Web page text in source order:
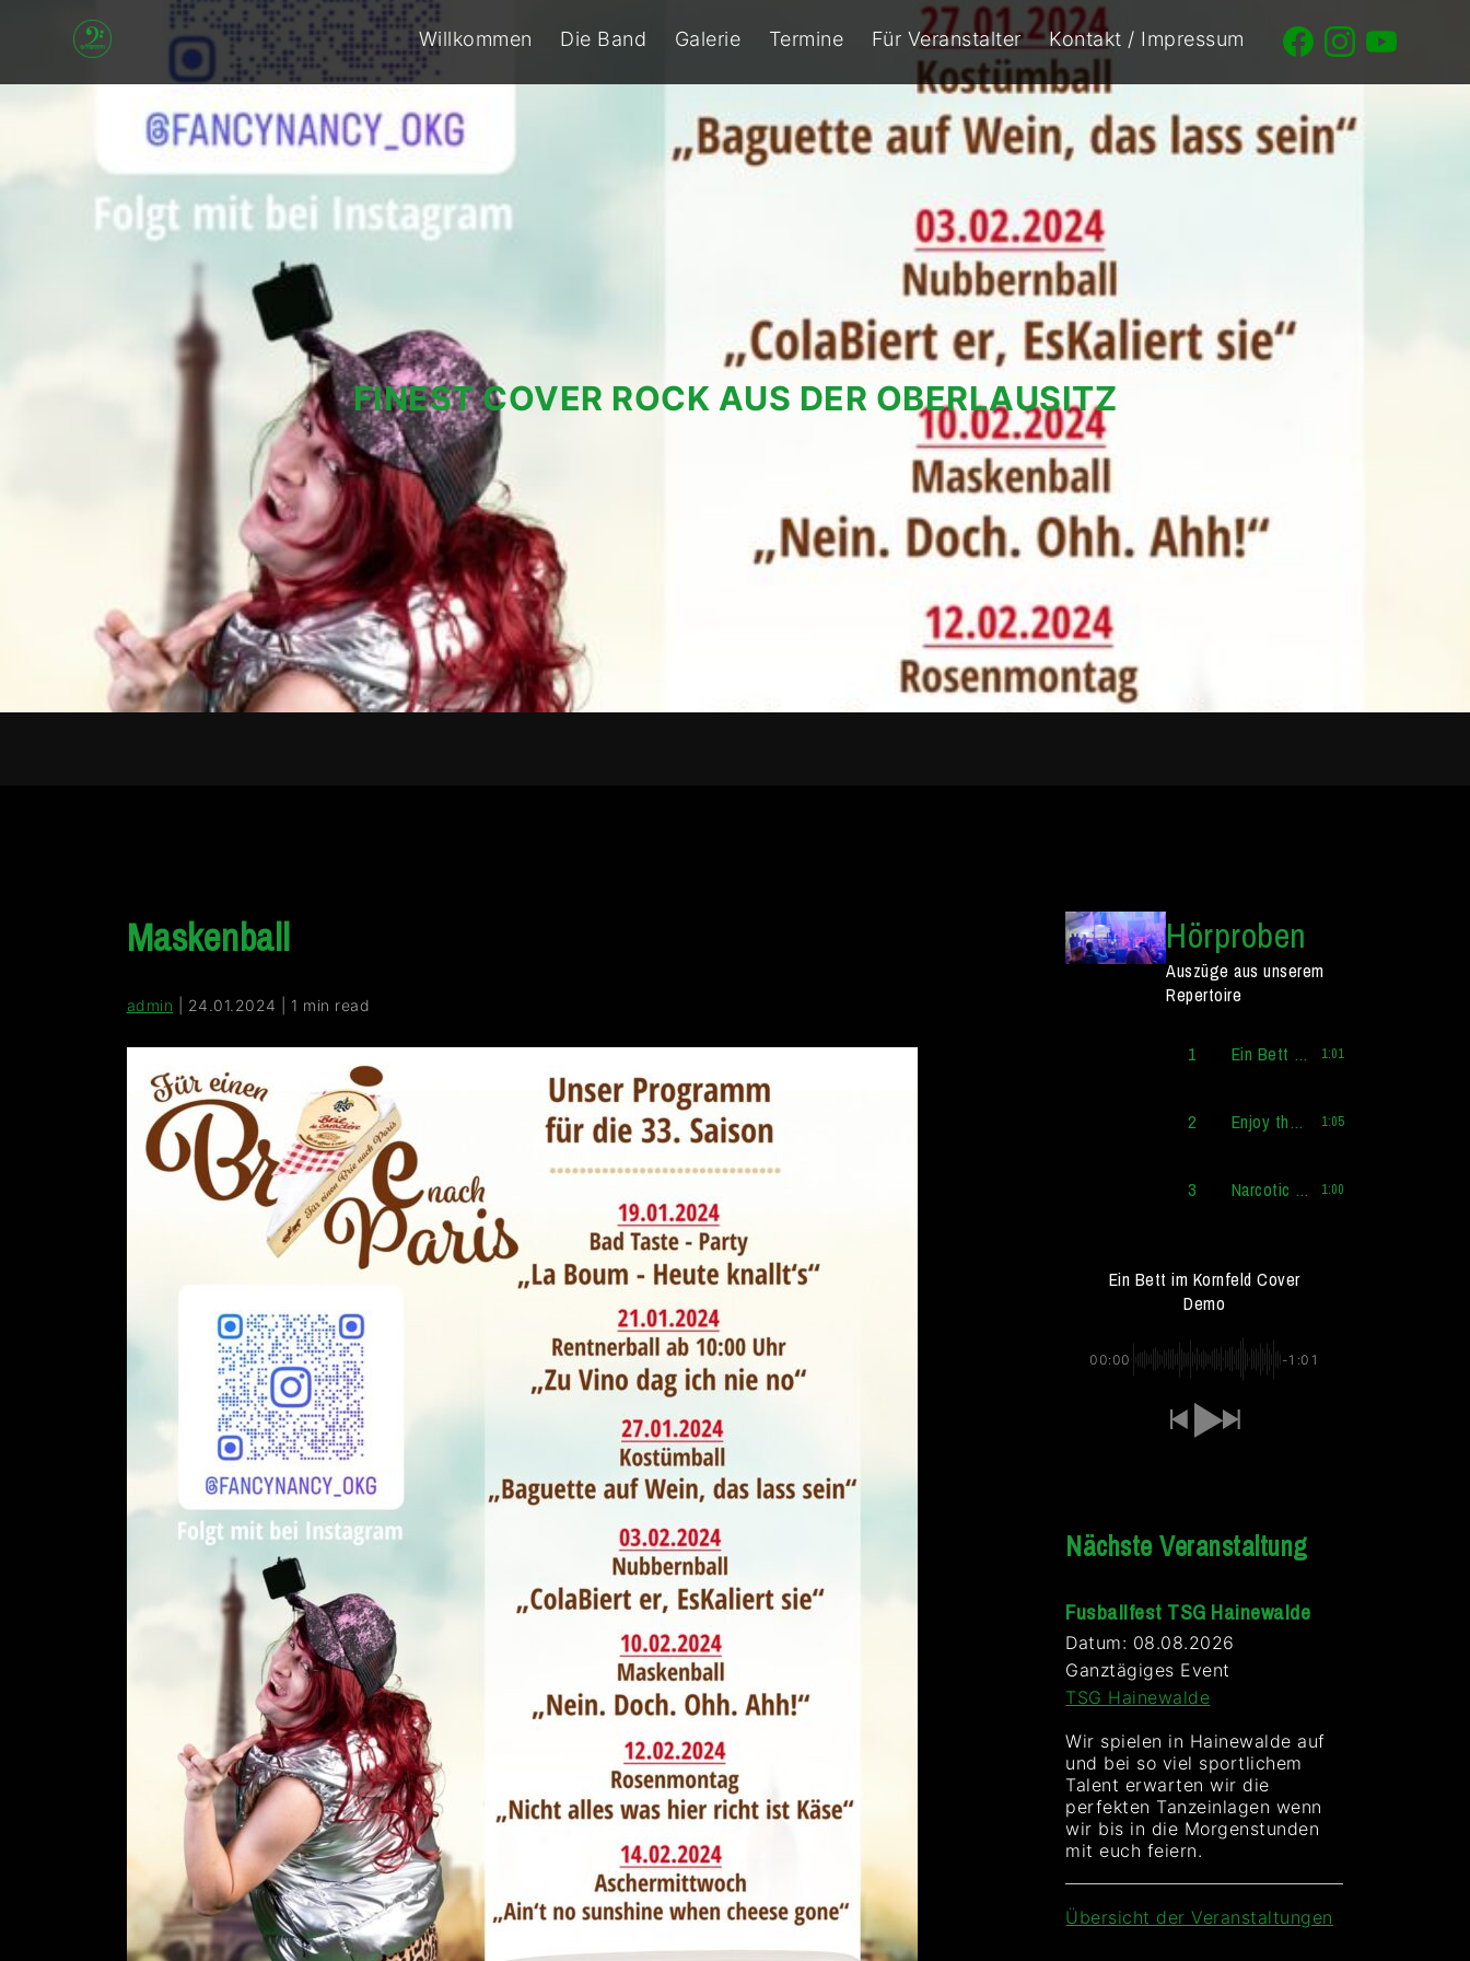
2
Generations
Band
Willkommen Die Band Galerie Termine Für Veranstalter Kontakt / Impressum
FINEST COVER ROCK AUS DER OBERLAUSITZ
Maskenball
admin 24.01.2024 1 min read
Hörproben
Auszüge aus unserem
Repertoire
1 Ein Bett im Kornfeld Cover Demo 1:01
2 Enjoy the Silence Cover Demo 1:05
3 Narcotic Cover Demo 1:00
Ein Bett im Kornfeld Cover
Demo
00:00 -1:01
Nächste Veranstaltung
Fusballfest TSG Hainewalde
Datum: 08.08.2026
Ganztägiges Event
TSG Hainewalde
Wir spielen in Hainewalde auf
und bei so viel sportlichem
Talent erwarten wir die
perfekten Tanzeinlagen wenn
wir bis in die Morgenstunden
mit euch feiern.
Übersicht der Veranstaltungen